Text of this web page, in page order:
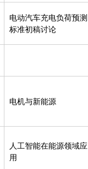
电动汽车充电负荷预测
标准初稿讨论
电机与新能源
人工智能在能源领域应
用